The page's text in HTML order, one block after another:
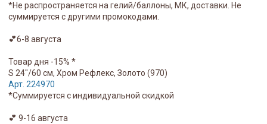
*Не распространяется на гелий/баллоны, МК, доставки. Не
суммируется с другими промокодами.
💕6-8 августа
Товар дня -15% *
S 24"/60 см, Хром Рефлекс, Золото (970)
Арт. 224970
*Суммируется с индивидуальной скидкой
💕 9-16 августа